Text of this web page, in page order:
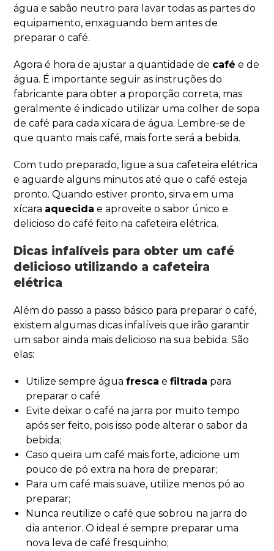
água e sabão neutro para lavar todas as partes do
equipamento, enxaguando bem antes de
preparar o café.
Agora é hora de ajustar a quantidade de café e de
água. É importante seguir as instruções do
fabricante para obter a proporção correta, mas
geralmente é indicado utilizar uma colher de sopa
de café para cada xícara de água. Lembre-se de
que quanto mais café, mais forte será a bebida.
Com tudo preparado, ligue a sua cafeteira elétrica
e aguarde alguns minutos até que o café esteja
pronto. Quando estiver pronto, sirva em uma
xícara aquecida e aproveite o sabor único e
delicioso do café feito na cafeteira elétrica.
Dicas infalíveis para obter um café
delicioso utilizando a cafeteira
elétrica
Além do passo a passo básico para preparar o café,
existem algumas dicas infalíveis que irão garantir
um sabor ainda mais delicioso na sua bebida. São
elas:
Utilize sempre águafresca efiltrada para
preparar o café
Evite deixar o café na jarra por muito tempo
após ser feito, pois isso pode alterar o sabor da
bebida;
Caso queira um café mais forte, adicione um
pouco de pó extra na hora de preparar;
Para um café mais suave, utilize menos pó ao
preparar;
Nunca reutilize o café que sobrou na jarra do
dia anterior. O ideal é sempre preparar uma
nova leva de café fresquinho;